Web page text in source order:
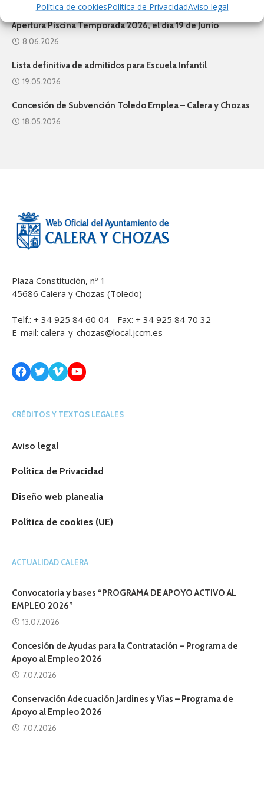
Política de cookiesPolítica de PrivacidadAviso legal
Apertura Piscina Temporada 2026, el día 19 de Junio
8.06.2026
Lista definitiva de admitidos para Escuela Infantil
19.05.2026
Concesión de Subvención Toledo Emplea – Calera y Chozas
18.05.2026
Plaza Constitución, nº 1
45686 Calera y Chozas (Toledo)
Telf.: + 34 925 84 60 04 - Fax: + 34 925 84 70 32
E-mail: calera-y-chozas@local.jccm.es
Facebook
Twitter
VimeoYouTube
CRÉDITOS Y TEXTOS LEGALES
Aviso legal
Política de Privacidad
Diseño web planealia
Política de cookies (UE)
ACTUALIDAD CALERA
Convocatoria y bases “PROGRAMA DE APOYO ACTIVO AL
EMPLEO 2026”
13.07.2026
Concesión de Ayudas para la Contratación – Programa de
Apoyo al Empleo 2026
7.07.2026
Conservación Adecuación Jardines y Vías – Programa de
Apoyo al Empleo 2026
7.07.2026